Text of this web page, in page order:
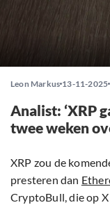
Leon Markus 13-11-2025
Analist: ‘XRP
twee weken
XRP zou de
presteren dan
CryptoBull, die op